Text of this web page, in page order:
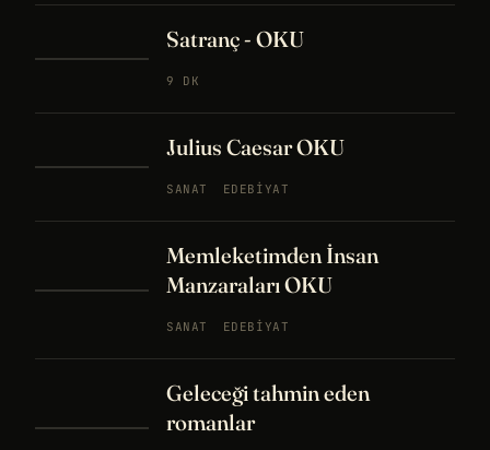
Satranç - OKU
9 DK
Julius Caesar OKU
SANAT EDEBIYAT
Memleketimden İnsan
Manzaraları OKU
SANAT EDEBIYAT
Geleceği tahmin eden
romanlar